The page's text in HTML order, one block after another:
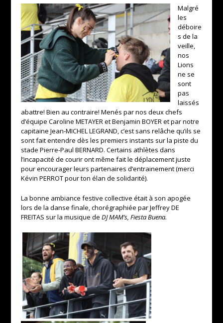
Malgré
les
déboire
s de la
veille,
nos
Lions
ne se
sont
pas
laissés
abattre! Bien au contraire! Menés par nos deux chefs
d’équipe Caroline METAYER et Benjamin BOYER et par notre
capitaine Jean-MICHEL LEGRAND, c’est sans relâche qu’ils se
sont fait entendre dès les premiers instants sur la piste du
stade Pierre-Paul BERNARD. Certains athlètes dans
l’incapacité de courir ont même fait le déplacement juste
pour encourager leurs partenaires d’entrainement (merci
Kévin PERROT pour ton élan de solidarité).
La bonne ambiance festive collective était à son apogée
lors de la danse finale, chorégraphiée par Jeffrey DE
FREITAS sur la musique deDJ MAM’s, Fiesta Buena.